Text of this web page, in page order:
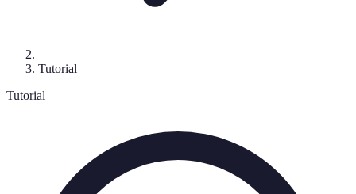
Tutorial
Tutorial